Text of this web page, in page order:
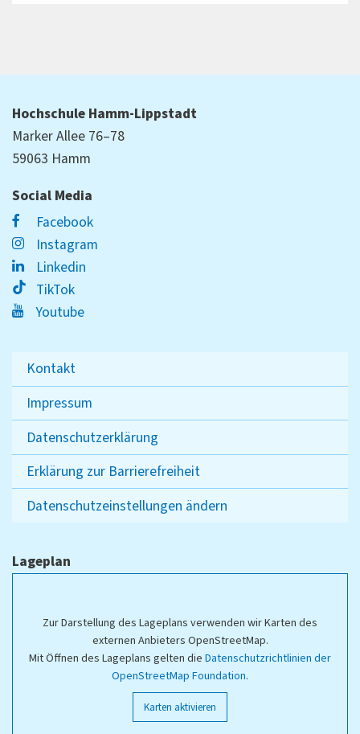
Hochschule Hamm-Lippstadt
Marker Allee 76–78
59063 Hamm
Social Media
Facebook
Instagram
Linkedin
TikTok
Youtube
Kontakt
Impressum
Datenschutzerklärung
Erklärung zur Barrierefreiheit
Datenschutzeinstellungen ändern
Lageplan
Zur Darstellung des Lageplans verwenden wir Karten des
externen Anbieters OpenStreetMap.
Mit Öffnen des Lageplans gelten die Datenschutzrichtlinien der
OpenStreetMap Foundation.
Karten aktivieren